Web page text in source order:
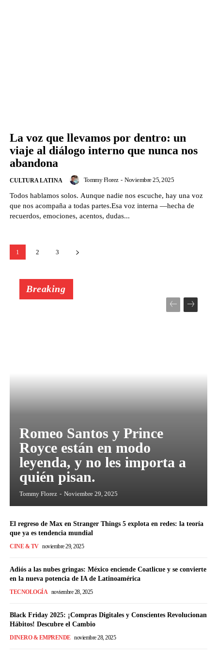
La voz que llevamos por dentro: un
viaje al diálogo interno que nunca nos
abandona
CULTURA LATINA Tommy Florez - Noviembre 25, 2025
Todos hablamos solos. Aunque nadie nos escuche, hay una voz
que nos acompaña a todas partes.Esa voz interna —hecha de
recuerdos, emociones, acentos, dudas...
1 2 3
Breaking
Romeo Santos y Prince
Royce están en modo
leyenda, y no les importa a
quién pisan.
Tommy Florez - Noviembre 29, 2025
El regreso de Max en Stranger Things 5 explota en redes: la teoría
que ya es tendencia mundial
CINE & TV noviembre 29, 2025
Adiós a las nubes gringas: México enciende Coatlicue y se convierte
en la nueva potencia de IA de Latinoamérica
TECNOLOGÍA noviembre 28, 2025
Black Friday 2025: ¡Compras Digitales y Conscientes Revolucionan
Hábitos! Descubre el Cambio
DINERO & EMPRENDE noviembre 28, 2025